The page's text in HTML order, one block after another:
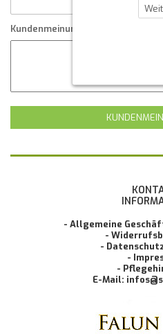
Kundenmeinung
- Allgemeine
-
-
-
-
E-Mail: